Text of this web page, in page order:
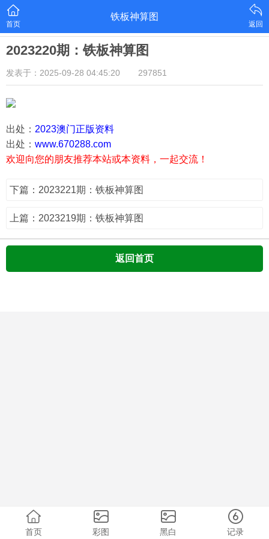
首页
铁板神算图
返回
2023220期：铁板神算图
发表于：2025-09-28 04:45:20 297851
出处： 2023澳门正版资料
出处： www.670288.com
欢迎向您的朋友推荐本站或本资料，一起交流！
下篇：2023221期：铁板神算图
上篇：2023219期：铁板神算图
返回首页
首页 彩图 黑白 记录